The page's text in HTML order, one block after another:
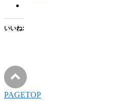
いいね:
PAGETOP